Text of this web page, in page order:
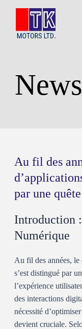
content
News
Au fil des
par une
Introduction
Numérique
Au fil des années, le
s’est distingué par
l’expérience
des interactions
nécessité
devient cruciale.